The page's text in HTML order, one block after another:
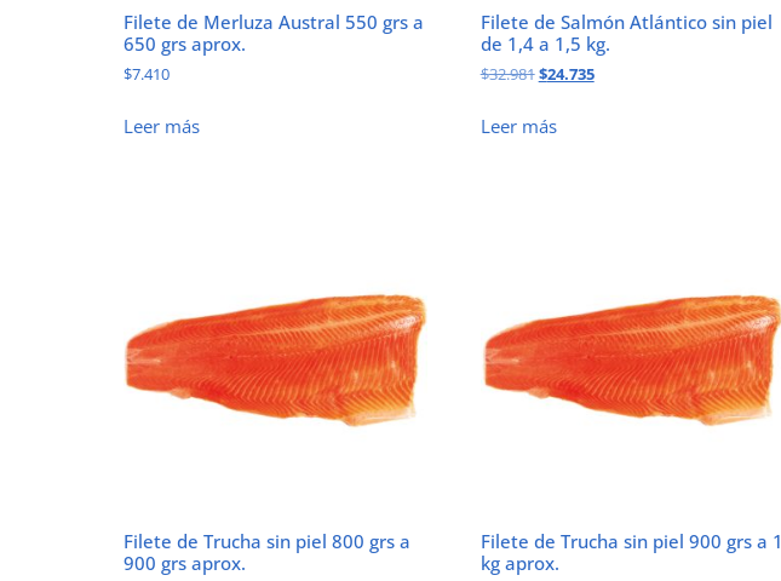
Filete de Merluza Austral 550 grs a
650 grs aprox.
$7.410
Leer más
Filete de Salmón Atlántico sin piel
de 1,4 a 1,5 kg.
$32.981$24.735
Leer más
Filete de Trucha sin piel 800 grs a
900 grs aprox.
Filete de Trucha sin piel 900 grs a 1
kg aprox.